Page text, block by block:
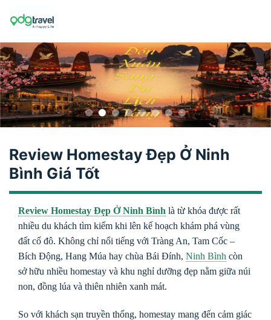
Review Homestay Đẹp Ở Ninh
Bình Giá Tốt
Review Homestay Đẹp Ở Ninh Bình là từ khóa được rất
nhiều du khách tìm kiếm khi lên kế hoạch khám phá vùng
đất cố đô. Không chỉ nổi tiếng với Tràng An, Tam Cốc –
Bích Động, Hang Múa hay chùa Bái Đính, Ninh Bình còn
sở hữu nhiều homestay và khu nghỉ dưỡng đẹp nằm giữa núi
non, đồng lúa và thiên nhiên xanh mát.
So với khách sạn truyền thống, homestay mang đến cảm giác